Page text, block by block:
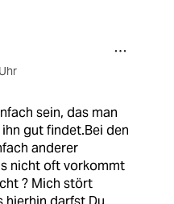
sein, das man
gut findet.Bei den
anderer
nicht oft vorkommt
? Mich stört